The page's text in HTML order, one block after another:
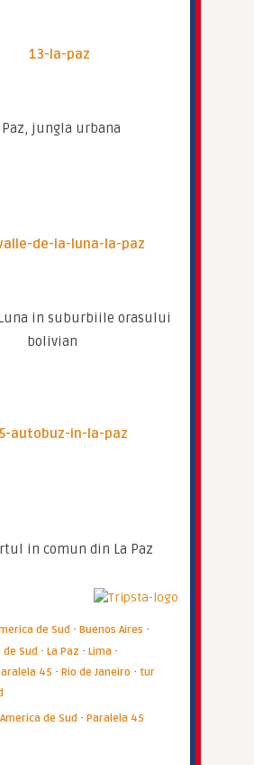
Paz, jungla urbana
in suburbiile orasului
bolivian
in comun din La Paz
de Sud · Buenos Aires ·
Sud · La Paz · Lima ·
45 · Rio de Janeiro · tur
America de Sud · Paralela 45